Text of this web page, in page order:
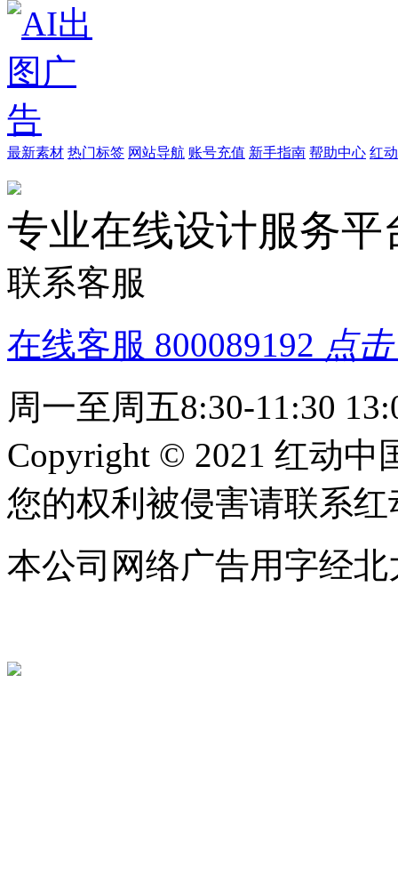
最新素材 热门标签 网站导航 账号充值 新手指南 帮助中心 红
专业在线设计服务平
联系客服
在线客服 800089192 点
周一至周五8:30-11:30
Copyright © 2021 红动中
您的权利被侵害请联系红
本公司网络广告用字经